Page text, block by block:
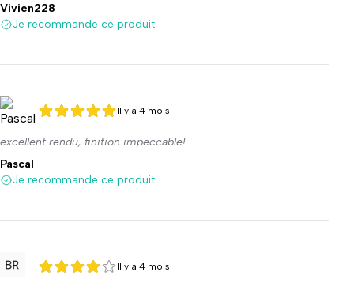
Vivien228
Je recommande ce produit
5 sur 5
5 sur 5
Il y a 4 mois
excellent rendu, finition impeccable!
Pascal
Je recommande ce produit
4 sur 5
4 sur 5
Il y a 4 mois